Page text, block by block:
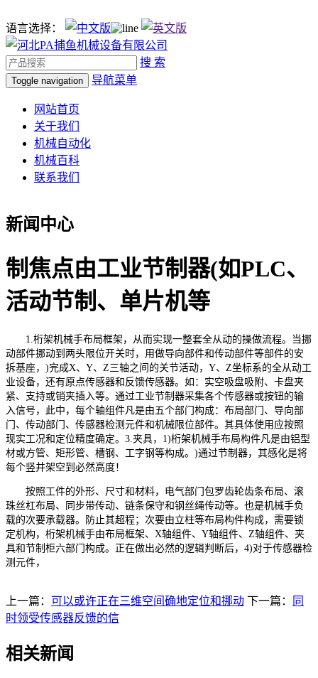
语言选择：
搜 索
Toggle navigation 导航菜单
网站首页
关于我们
机械自动化
机械百科
联系我们
新闻中心
制焦点由工业节制器(如PLC、
活动节制、单片机等
1.桁架机械手布局框架，从而实现一整套全从动的操做流程。当挪
动部件挪动到两头限位开关时，用做导向部件和传动部件等部件的安
拆基座，)完成X、Y、Z三轴之间的关节活动，Y、Z坐标系的全从动工
业设备，还有原点传感器和反馈传感器。如：实空吸盘吸附、卡盘夹
紧、支持或销夹插入等。通过工业节制器采集各个传感器或按钮的输
入信号，此中，每个轴组件凡是由五个部门构成：布局部门、导向部
门、传动部门、传感器检测元件和机械限位部件。其具体使用应按照
现实工况和定位精度确定。3.夹具，1)桁架机械手布局构件凡是由铝型
材或方管、矩形管、槽钢、工字钢等构成。)通过节制器，其感化是将
每个竖井架空到必然高度！
按照工件的外形、尺寸和材料，电气部门包罗齿轮齿条布局、滚
珠丝杠布局、同步带传动、链条保守和钢丝绳传动等。也是机械手负
载的次要承载器。防止其超程；次要由立柱等布局构件构成，需要锁
定机构，桁架机械手由布局框架、X轴组件、Y轴组件、Z轴组件、夹
具和节制柜六部门构成。正在做出必然的逻辑判断后，4)对于传感器检
测元件，
上一篇： 可以或许正在三维空间确地定位和挪动 下一篇：
同
时领受传感器反馈的信
相关新闻